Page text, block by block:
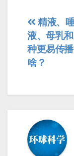
文
章
导
精液、
液、母乳
种更易传
啥？